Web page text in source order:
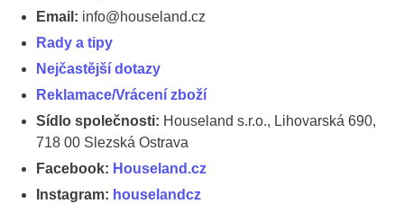
Email: info@houseland.cz
Rady a tipy
Nejčastější dotazy
Reklamace/Vrácení zboží
Sídlo společnosti: Houseland s.r.o., Lihovarská 690,
718 00 Slezská Ostrava
Facebook: Houseland.cz
Instagram: houselandcz